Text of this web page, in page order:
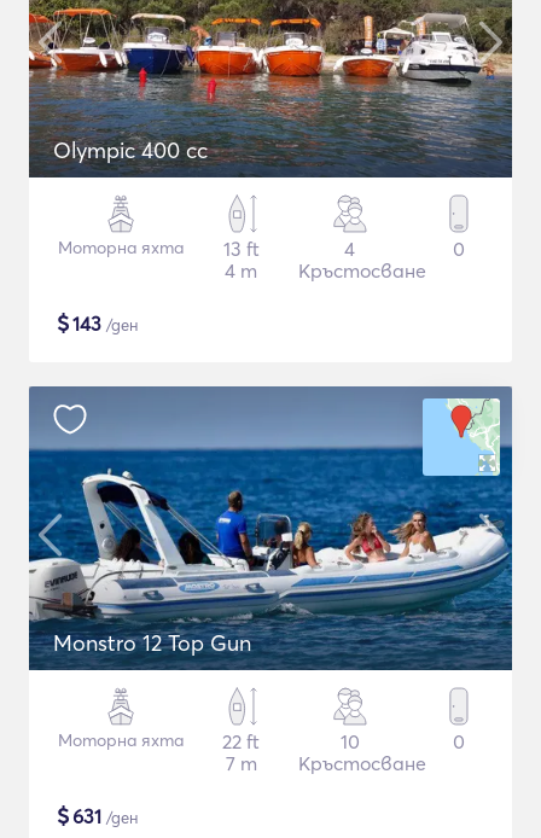
Olympic 400 cc
Моторна яхта
13 ft
4 m
4
Кръстосване
0
$143 /ден
Monstro 12 Top Gun
Моторна яхта
22 ft
7 m
10
Кръстосване
0
$631 /ден